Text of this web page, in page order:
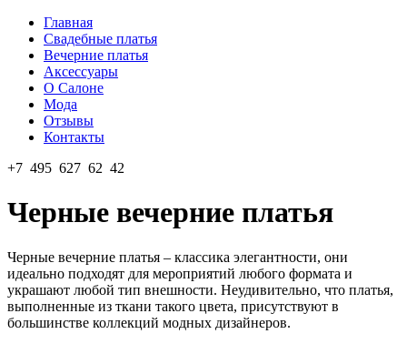
Главная
Свадебные платья
Вечерние платья
Аксессуары
О Салоне
Мода
Отзывы
Контакты
+7 495 627 62 42
Черные вечерние платья
Черные вечерние платья – классика элегантности, они
идеально подходят для мероприятий любого формата и
украшают любой тип внешности. Неудивительно, что платья,
выполненные из ткани такого цвета, присутствуют в
большинстве коллекций модных дизайнеров.